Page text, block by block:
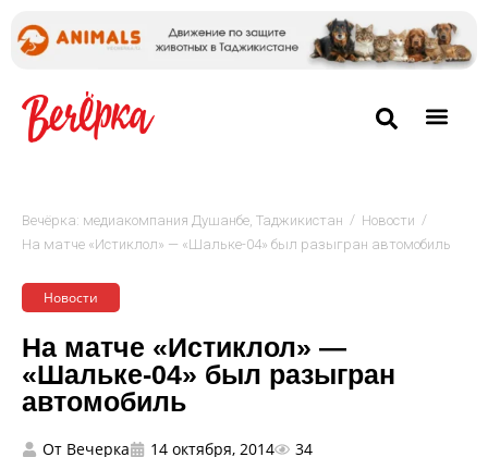
Вечёрка: медиакомпания Душанбе, Таджикистан / Новости /
На матче «Истиклол» — «Шальке-04» был разыгран автомобиль
Новости
На матче «Истиклол» —
«Шальке-04» был разыгран
автомобиль
От Вечерка 14 октября, 2014 34